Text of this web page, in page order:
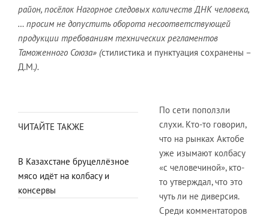
район, посёлок Нагорное следовых количеств ДНК человека,
… просим не допустить оборота несоответствующей
продукции требованиям технических регламентов
Таможенного Союза» (стилистика и пунктуация сохранены –
Д.М.).
ЧИТАЙТЕ ТАКЖЕ
В Казахстане бруцеллёзное
мясо идёт на колбасу и
консервы
По сети поползли
слухи. Кто-то говорил,
что на рынках Актобе
уже изымают колбасу
«с человечиной», кто-
то утверждал, что это
чуть ли не диверсия.
Среди комментаторов